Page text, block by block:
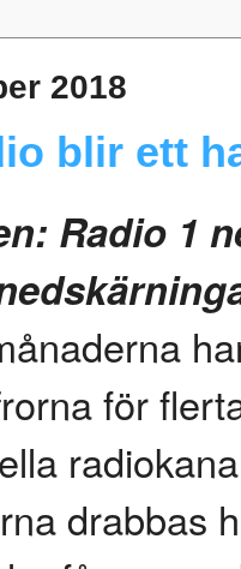
2018
blir ett
Radio 1
för
drabbas